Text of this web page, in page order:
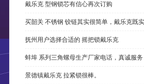
戴乐克 型钢锁芯有信心再次订购
买韶关 不锈钢 铰链其实很简单，戴乐克既
抚州用户选择合适的 摇把锁戴乐克
蚌埠 系列三角螺母生产厂家电话，真诚服务
景德镇戴乐克 拉紧锁很棒。